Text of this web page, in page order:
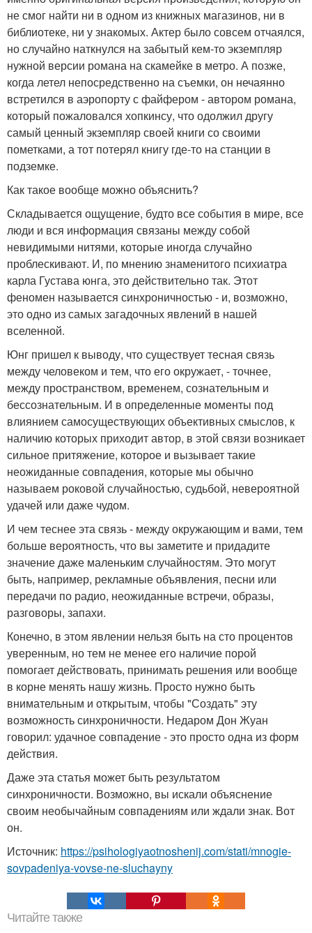
не смог найти ни в одном из книжных магазинов, ни в
библиотеке, ни у знакомых. Актер было совсем отчаялся,
но случайно наткнулся на забытый кем-то экземпляр
нужной версии романа на скамейке в метро. А позже,
когда летел непосредственно на съемки, он нечаянно
встретился в аэропорту с файфером - автором романа,
который пожаловался хопкинсу, что одолжил другу
самый ценный экземпляр своей книги со своими
пометками, а тот потерял книгу где-то на станции в
подземке.
Как такое вообще можно объяснить?
Складывается ощущение, будто все события в мире, все
люди и вся информация связаны между собой
невидимыми нитями, которые иногда случайно
проблескивают. И, по мнению знаменитого психиатра
карла Густава юнга, это действительно так. Этот
феномен называется синхроничностью - и, возможно,
это одно из самых загадочных явлений в нашей
вселенной.
Юнг пришел к выводу, что существует тесная связь
между человеком и тем, что его окружает, - точнее,
между пространством, временем, сознательным и
бессознательным. И в определенные моменты под
влиянием самосуществующих объективных смыслов, к
наличию которых приходит автор, в этой связи возникает
сильное притяжение, которое и вызывает такие
неожиданные совпадения, которые мы обычно
называем роковой случайностью, судьбой, невероятной
удачей или даже чудом.
И чем теснее эта связь - между окружающим и вами, тем
больше вероятность, что вы заметите и придадите
значение даже маленьким случайностям. Это могут
быть, например, рекламные объявления, песни или
передачи по радио, неожиданные встречи, образы,
разговоры, запахи.
Конечно, в этом явлении нельзя быть на сто процентов
уверенным, но тем не менее его наличие порой
помогает действовать, принимать решения или вообще
в корне менять нашу жизнь. Просто нужно быть
внимательным и открытым, чтобы "Создать" эту
возможность синхроничности. Недаром Дон Жуан
говорил: удачное совпадение - это просто одна из форм
действия.
Даже эта статья может быть результатом
синхроничности. Возможно, вы искали объяснение
своим необычайным совпадениям или ждали знак. Вот
он.
Источник: https://psihologiyaotnoshenij.com/stati/mnogie-
sovpadeniya-vovse-ne-sluchayny
Читайте также